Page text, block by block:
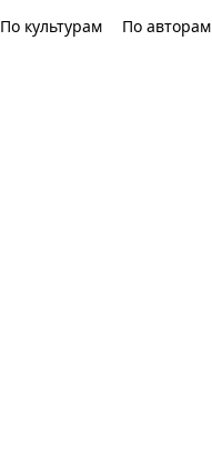
По культурам По авторам